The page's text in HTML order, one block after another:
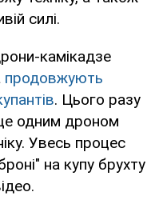
силі.
камікадзе
продовжують
. Цього разу
одним дроном
Увесь процес
на купу брухту